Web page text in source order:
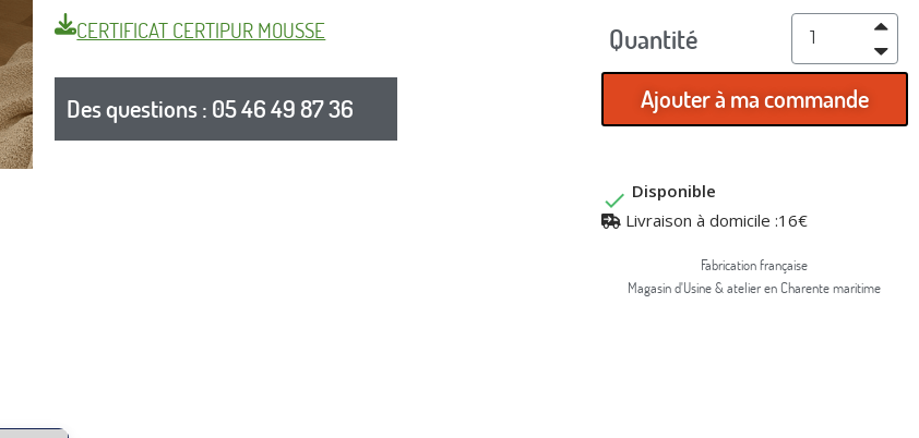
CERTIFICAT CERTIPUR MOUSSE
Des questions : 05 46 49 87 36
Quantité
Ajouter à ma commande
 Disponible
Livraison à domicile :16€
Fabrication française
Magasin d'Usine & atelier en Charente maritime